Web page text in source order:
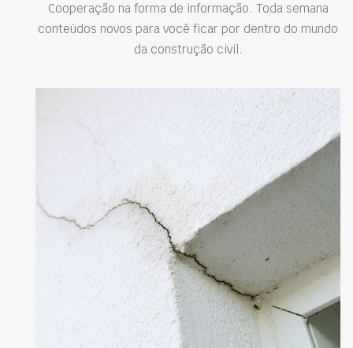
Cooperação na forma de informação. Toda semana
conteúdos novos para você ficar por dentro do mundo
da construção civil.